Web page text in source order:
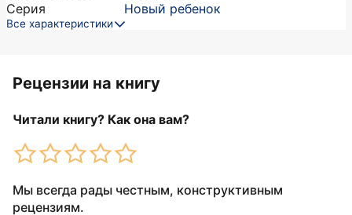
Серия
Новый ребенок
Все характеристики
Рецензии на книгу
Читали книгу? Как она вам?
Мы всегда рады честным, конструктивным
рецензиям.